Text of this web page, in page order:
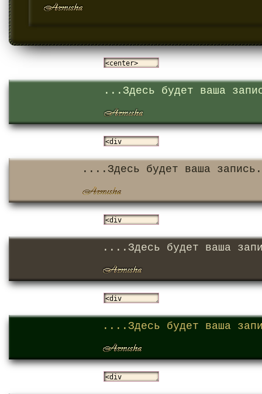
...Здесь будет ваша
....Здесь будет ваша
....Здесь будет ваша
....Здесь будет ваша